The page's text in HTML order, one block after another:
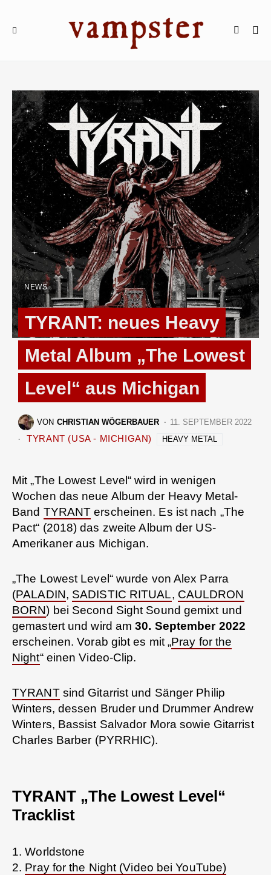
NEWS
TYRANT: neues Heavy
Metal Album „The Lowest
Level“ aus Michigan
VON CHRISTIAN WÖGERBAUER 11. SEPTEMBER 2022
TYRANT (USA - MICHIGAN) HEAVY METAL
Mit „The Lowest Level“ wird in wenigen
Wochen das neue Album der Heavy Metal-
Band TYRANT erscheinen. Es ist nach „The
Pact“ (2018) das zweite Album der US-
Amerikaner aus Michigan.
„The Lowest Level“ wurde von Alex Parra
(PALADIN, SADISTIC RITUAL, CAULDRON
BORN) bei Second Sight Sound gemixt und
gemastert und wird am30. September 2022
erscheinen. Vorab gibt es mit „Pray for the
Night“ einen Video-Clip.
TYRANTsind Gitarrist und Sänger Philip
Winters, dessen Bruder und Drummer Andrew
Winters, Bassist Salvador Mora sowie Gitarrist
Charles Barber (PYRRHIC).
TYRANT „The Lowest Level“
Tracklist
1. Worldstone
2. Pray for the Night (Video bei YouTube)